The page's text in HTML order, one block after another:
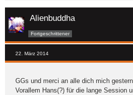
Alienbuddha
Fortgeschrittener
22. März 2014
GGs und merci an alle dich mich
Vorallem Hans(?) für die lange Session